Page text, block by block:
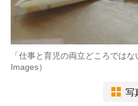
「仕事と育児の両立どころでは
Images）
写